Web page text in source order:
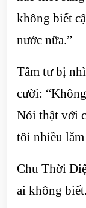
không biết
nước nữa.”
Tâm tư bị
cười:
Nói thật với
tôi nhiều lắm
Chu Thời
ai không